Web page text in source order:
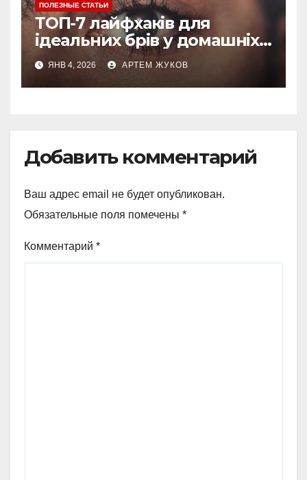
ПОЛЕЗНЫЕ СТАТЬИ
ТОП-7 лайфхаків для
ідеальних брів у домашніх
умовах
ЯНВ 4, 2026 АРТЕМ ЖУКОВ
Добавить комментарий
Ваш адрес email не будет опубликован.
Обязательные поля помечены *
Комментарий *